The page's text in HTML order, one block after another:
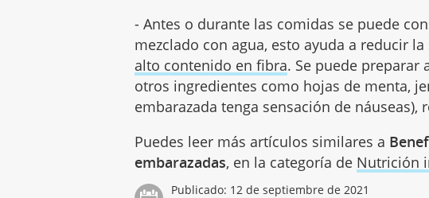
- Antes o durante las comidas se puede
mezclado con agua, esto ayuda a reducir
alto contenido en fibra. Se puede preparar
otros ingredientes como hojas de menta,
embarazada tenga sensación de
Puedes leer más artículos similares a
embarazadas, en la categoría de Nutrición
Publicado: 12 de septiembre de 2021